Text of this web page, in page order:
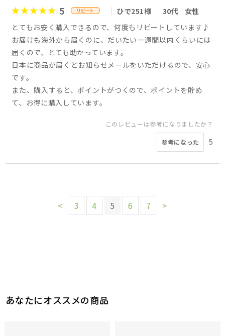
5 ひで251様 30代
女性
とてもお安く購入できるので、何度もリピートしています♪
お届けも海外から届くのに、だいたい一週間以内くらいには
届くので、とても助かっています。
日本に商品が届くとお知らせメールをいただけるので、安心
です。
また、購入すると、ポイントがつくので、ポイントを貯め
て、お得に購入しています。
このレビューは参考になりましたか？
参考になった 5
< 3 4 5 6 7 >
あなたにオススメの商品